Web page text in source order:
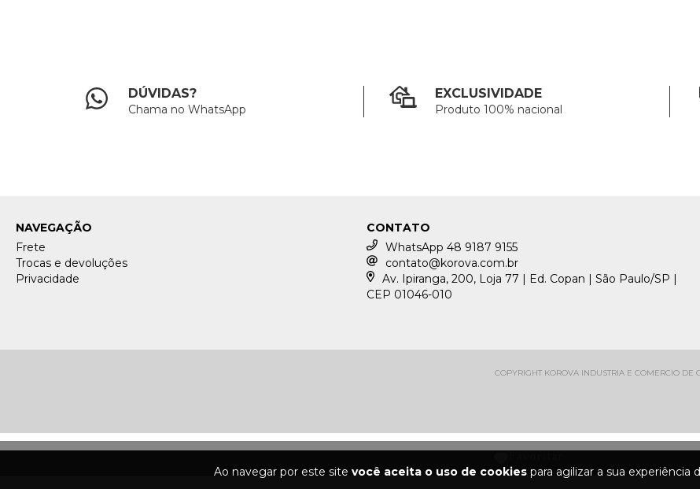
Ao navegar por este site você aceita o uso de cookies para agilizar a sua experiência
DÚVIDAS?
Chama no WhatsApp
EXCLUSIVIDADE
Produto 100% nacional
NAVEGAÇÃO
Frete
Trocas e devoluções
Privacidade
CONTATO
WhatsApp 48 9187 9155
contato@korova.com.br
Av. Ipiranga, 200, Loja 77 | Ed. Copan | São Paulo/SP |
CEP 01046-010
COPYRIGHT KOROVA INDUSTRIA E COMERCIO DE